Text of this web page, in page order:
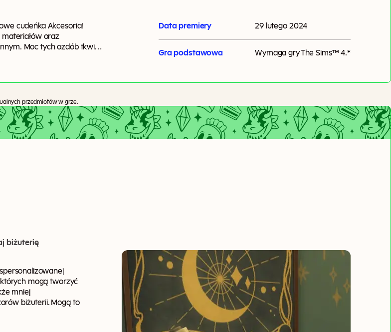
cudeńka Akcesoria!
oraz
Moc tych ozdób tkwi
Data premiery 29 lutego 2024
Gra podstawowa Wymaga gryThe Sims™ 4.*
przedmiotów w grze.
biżuterię
których mogą tworzyć
mniej
biżuterii. Mogą to